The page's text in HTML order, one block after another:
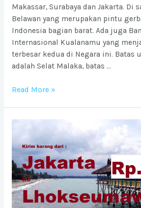
Makassar, Surabaya dan Jakarta. Di
Belawan yang merupakan pintu
Indonesia bagian barat. Ada juga
Internasional Kualanamu yang
terbesar kedua di Negara ini. Batas
adalah Selat Malaka, batas …
Ongkos
Medan
dari
Jabodetabek
Read More »